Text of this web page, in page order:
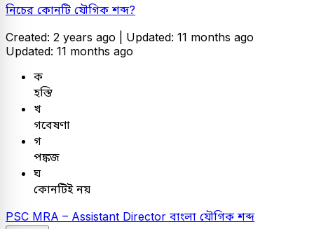
নিচের কোনটি যৌগিক শব্দ?
Created: 2 years ago | Updated: 11 months ago
Updated: 11 months ago
ক
হস্তি
খ
গবেষণা
গ
পঙ্কজ
ঘ
কোনটিই নয়
PSC MRA – Assistant Director বাংলা যৌগিক শব্দ